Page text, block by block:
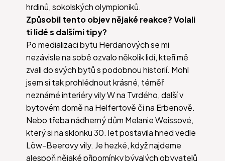
hrdinů, sokolských olympioniků.
Způsobil tento objev nějaké reakce? Volali
ti lidé s dalšími tipy?
Po medializaci bytu Herdanových se mi
nezávisle na sobě ozvalo několik lidí, kteří mě
zvali do svých bytů s podobnou historií. Mohl
jsem si tak prohlédnout krásné, téměř
neznámé interiéry vily W na Tvrdého, další v
bytovém domě na Helfertově či na Erbenově.
Nebo třeba nádherný dům Melanie Weissové,
který si na sklonku 30. let postavila hned vedle
Löw-Beerovy vily. Je hezké, když najdeme
alespoň nějaké připomínky bývalých obyvatelů